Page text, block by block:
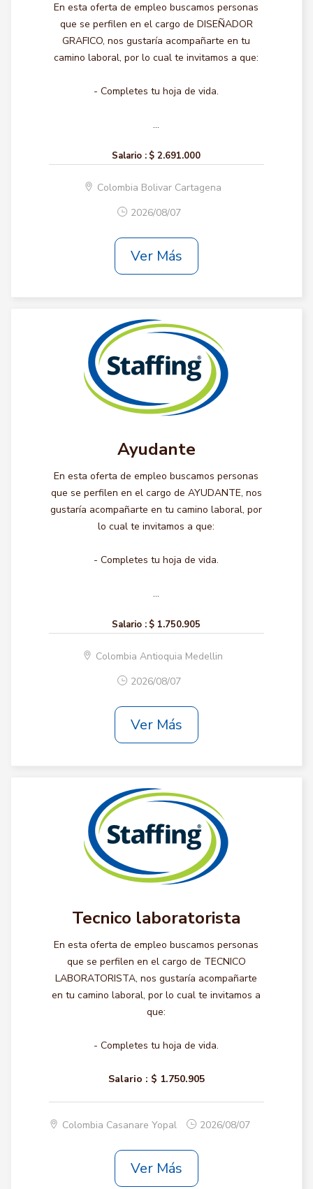
En esta oferta de empleo buscamos personas
que se perfilen en el cargo de DISEÑADOR
GRAFICO, nos gustaría acompañarte en tu
camino laboral, por lo cual te invitamos a que:
- Completes tu hoja de vida.
...
Salario : $ 2.691.000
Colombia Bolivar Cartagena
2026/08/07
Ver Más
Ayudante
En esta oferta de empleo buscamos personas
que se perfilen en el cargo de AYUDANTE, nos
gustaría acompañarte en tu camino laboral, por
lo cual te invitamos a que:
- Completes tu hoja de vida.
...
Salario : $ 1.750.905
Colombia Antioquia Medellin
2026/08/07
Ver Más
Tecnico laboratorista
En esta oferta de empleo buscamos personas
que se perfilen en el cargo de TECNICO
LABORATORISTA, nos gustaría acompañarte
en tu camino laboral, por lo cual te invitamos a
que:
- Completes tu hoja de vida.
Salario : $ 1.750.905
Colombia Casanare Yopal 2026/08/07
Ver Más